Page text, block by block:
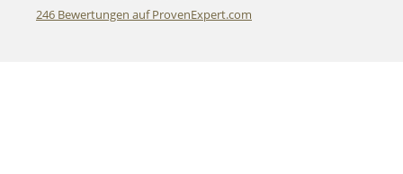
246 Bewertungen auf ProvenExpert.com